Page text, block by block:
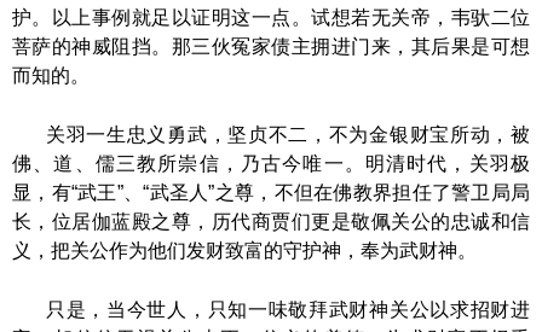
护。以上事例就足以证明这一点。试想若无关帝，韦驮二位
菩萨的神威阻挡。那三伙冤家债主拥进门来，其后果是可想
而知的。
关羽一生忠义勇武，坚贞不二，不为金银财宝所动，被
佛、道、儒三教所崇信，乃古今唯一。明清时代，关羽极
显，有“武王”、“武圣人”之尊，不但在佛教界担任了警卫局局
长，位居伽蓝殿之尊，历代商贾们更是敬佩关公的忠诚和信
义，把关公作为他们发财致富的守护神，奉为武财神。
只是，当今世人，只知一味敬拜武财神关公以求招财进